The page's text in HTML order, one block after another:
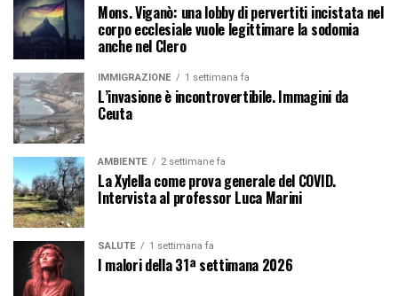
Mons. Viganò: una lobby di pervertiti incistata nel
corpo ecclesiale vuole legittimare la sodomia
anche nel Clero
IMMIGRAZIONE 1 settimana fa
L’invasione è incontrovertibile. Immagini da
Ceuta
AMBIENTE 2 settimane fa
La Xylella come prova generale del COVID.
Intervista al professor Luca Marini
SALUTE 1 settimana fa
I malori della 31ª settimana 2026